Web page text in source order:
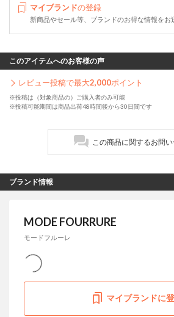
マイブランドの登録
新商品やセール等、ブランドのお得な情報をお
このアイテムへのお客様の声
レビュー投稿で最大2,000ポイント
※投稿は（対象商品の）ご購入者のみ可能
※投稿可能期間は商品出荷48時間後から30日間です
この商品に関するお問
ブランド情報
MODE FOURRURE
モードフルーレ
マイブランドに